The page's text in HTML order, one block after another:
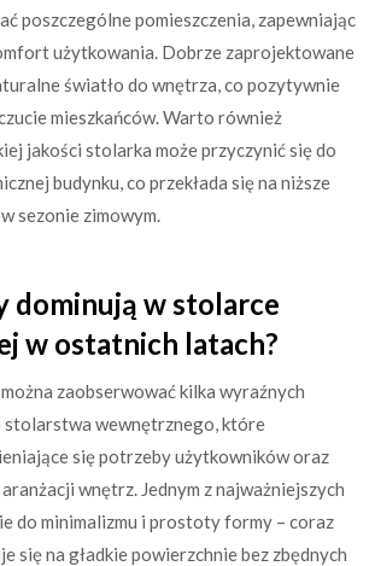
poszczególne pomieszczenia, zapewniając
użytkowania. Dobrze zaprojektowane
światło do wnętrza, co pozytywnie
mieszkańców. Warto również
jakości stolarka może przyczynić się do
budynku, co przekłada się na niższe
sezonie zimowym.
dominują w stolarce
w ostatnich latach?
zaobserwować kilka wyraźnych
stolarstwa wewnętrznego, które
się potrzeby użytkowników oraz
wnętrz. Jednym z najważniejszych
do minimalizmu i prostoty formy – coraz
się na gładkie powierzchnie bez zbędnych